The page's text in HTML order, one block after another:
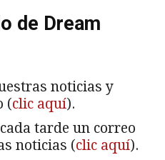
de Dream
noticias y
(clic aquí).
tarde un correo
noticias (clic aquí).